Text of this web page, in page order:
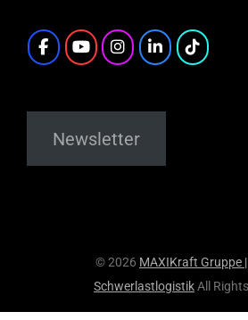
Newsletter
© 2026 MAXIKraft Gruppe
SchwerlastlogistikAll